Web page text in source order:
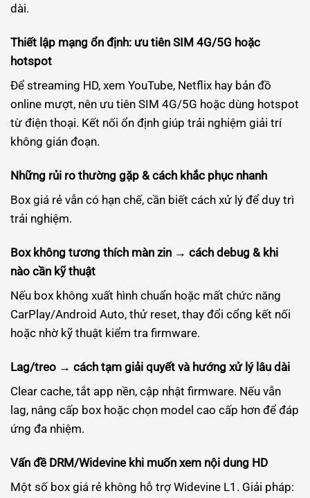
dài.
Thiết lập mạng ổn định: ưu tiên SIM 4G/5G hoặc
hotspot
Để streaming HD, xem YouTube, Netflix hay bản đồ
online mượt, nên ưu tiên SIM 4G/5G hoặc dùng hotspot
từ điện thoại. Kết nối ổn định giúp trải nghiệm giải trí
không gián đoạn.
Những rủi ro thường gặp & cách khắc phục nhanh
Box giá rẻ vẫn có hạn chế, cần biết cách xử lý để duy trì
trải nghiệm.
Box không tương thích màn zin → cách debug & khi
nào cần kỹ thuật
Nếu box không xuất hình chuẩn hoặc mất chức năng
CarPlay/Android Auto, thử reset, thay đổi cổng kết nối
hoặc nhờ kỹ thuật kiểm tra firmware.
Lag/treo → cách tạm giải quyết và hướng xử lý lâu dài
Clear cache, tắt app nền, cập nhật firmware. Nếu vẫn
lag, nâng cấp box hoặc chọn model cao cấp hơn để đáp
ứng đa nhiệm.
Vấn đề DRM/Widevine khi muốn xem nội dung HD
Một số box giá rẻ không hỗ trợ Widevine L1. Giải pháp: